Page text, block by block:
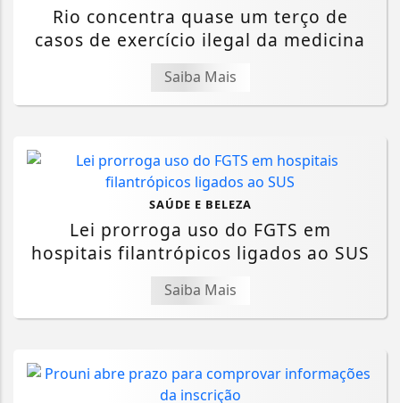
Rio concentra quase um terço de
casos de exercício ilegal da medicina
Saiba Mais
SAÚDE E BELEZA
Lei prorroga uso do FGTS em
hospitais filantrópicos ligados ao SUS
Saiba Mais